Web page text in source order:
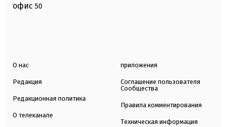
офис 50
О нас
Редакция
Редакционная политика
О телеканале
приложения
Соглашение пользователя
Сообщества
Правила комментирования
Техническая информация